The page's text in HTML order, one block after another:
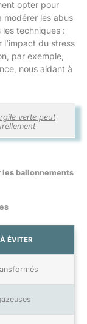
opter pour
modérer les abus
techniques :
du stress
par exemple,
nous aidant à
verte peut
ballonnements
ÉVITER